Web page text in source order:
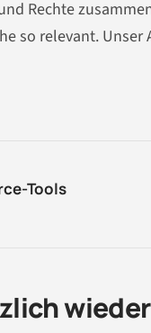
Rechte
so relevant. Unser
Tools